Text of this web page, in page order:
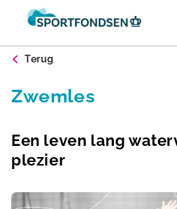
Terug
Zwemles
Een leven lang
plezier